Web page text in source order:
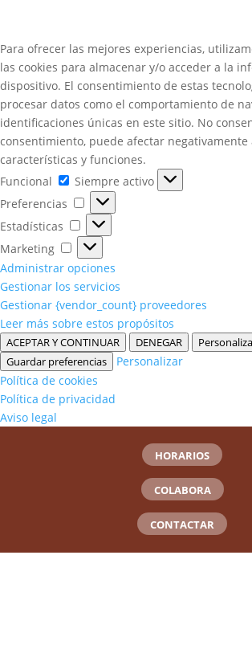
Para ofrecer las mejores experiencias,
las cookies para almacenar y/o acceder a la
dispositivo. El consentimiento de estas
procesar datos como el comportamiento de
identificaciones únicas en este sitio. No
consentimiento, puede afectar negativamente
características y funciones.
Funcional
Funcional
Siempre activo
Preferencias
Preferencias
Estadísticas
Estadísticas
Marketing
Marketing
Administrar opciones
Gestionar los servicios
Gestionar {vendor_count} proveedores
Leer más sobre estos propósitos
ACEPTAR Y CONTINUAR DENEGAR
Guardar preferencias
Personalizar
Política de cookies
Política de privacidad
Aviso legal
HORARIOS
COLABORA
CONTACTAR